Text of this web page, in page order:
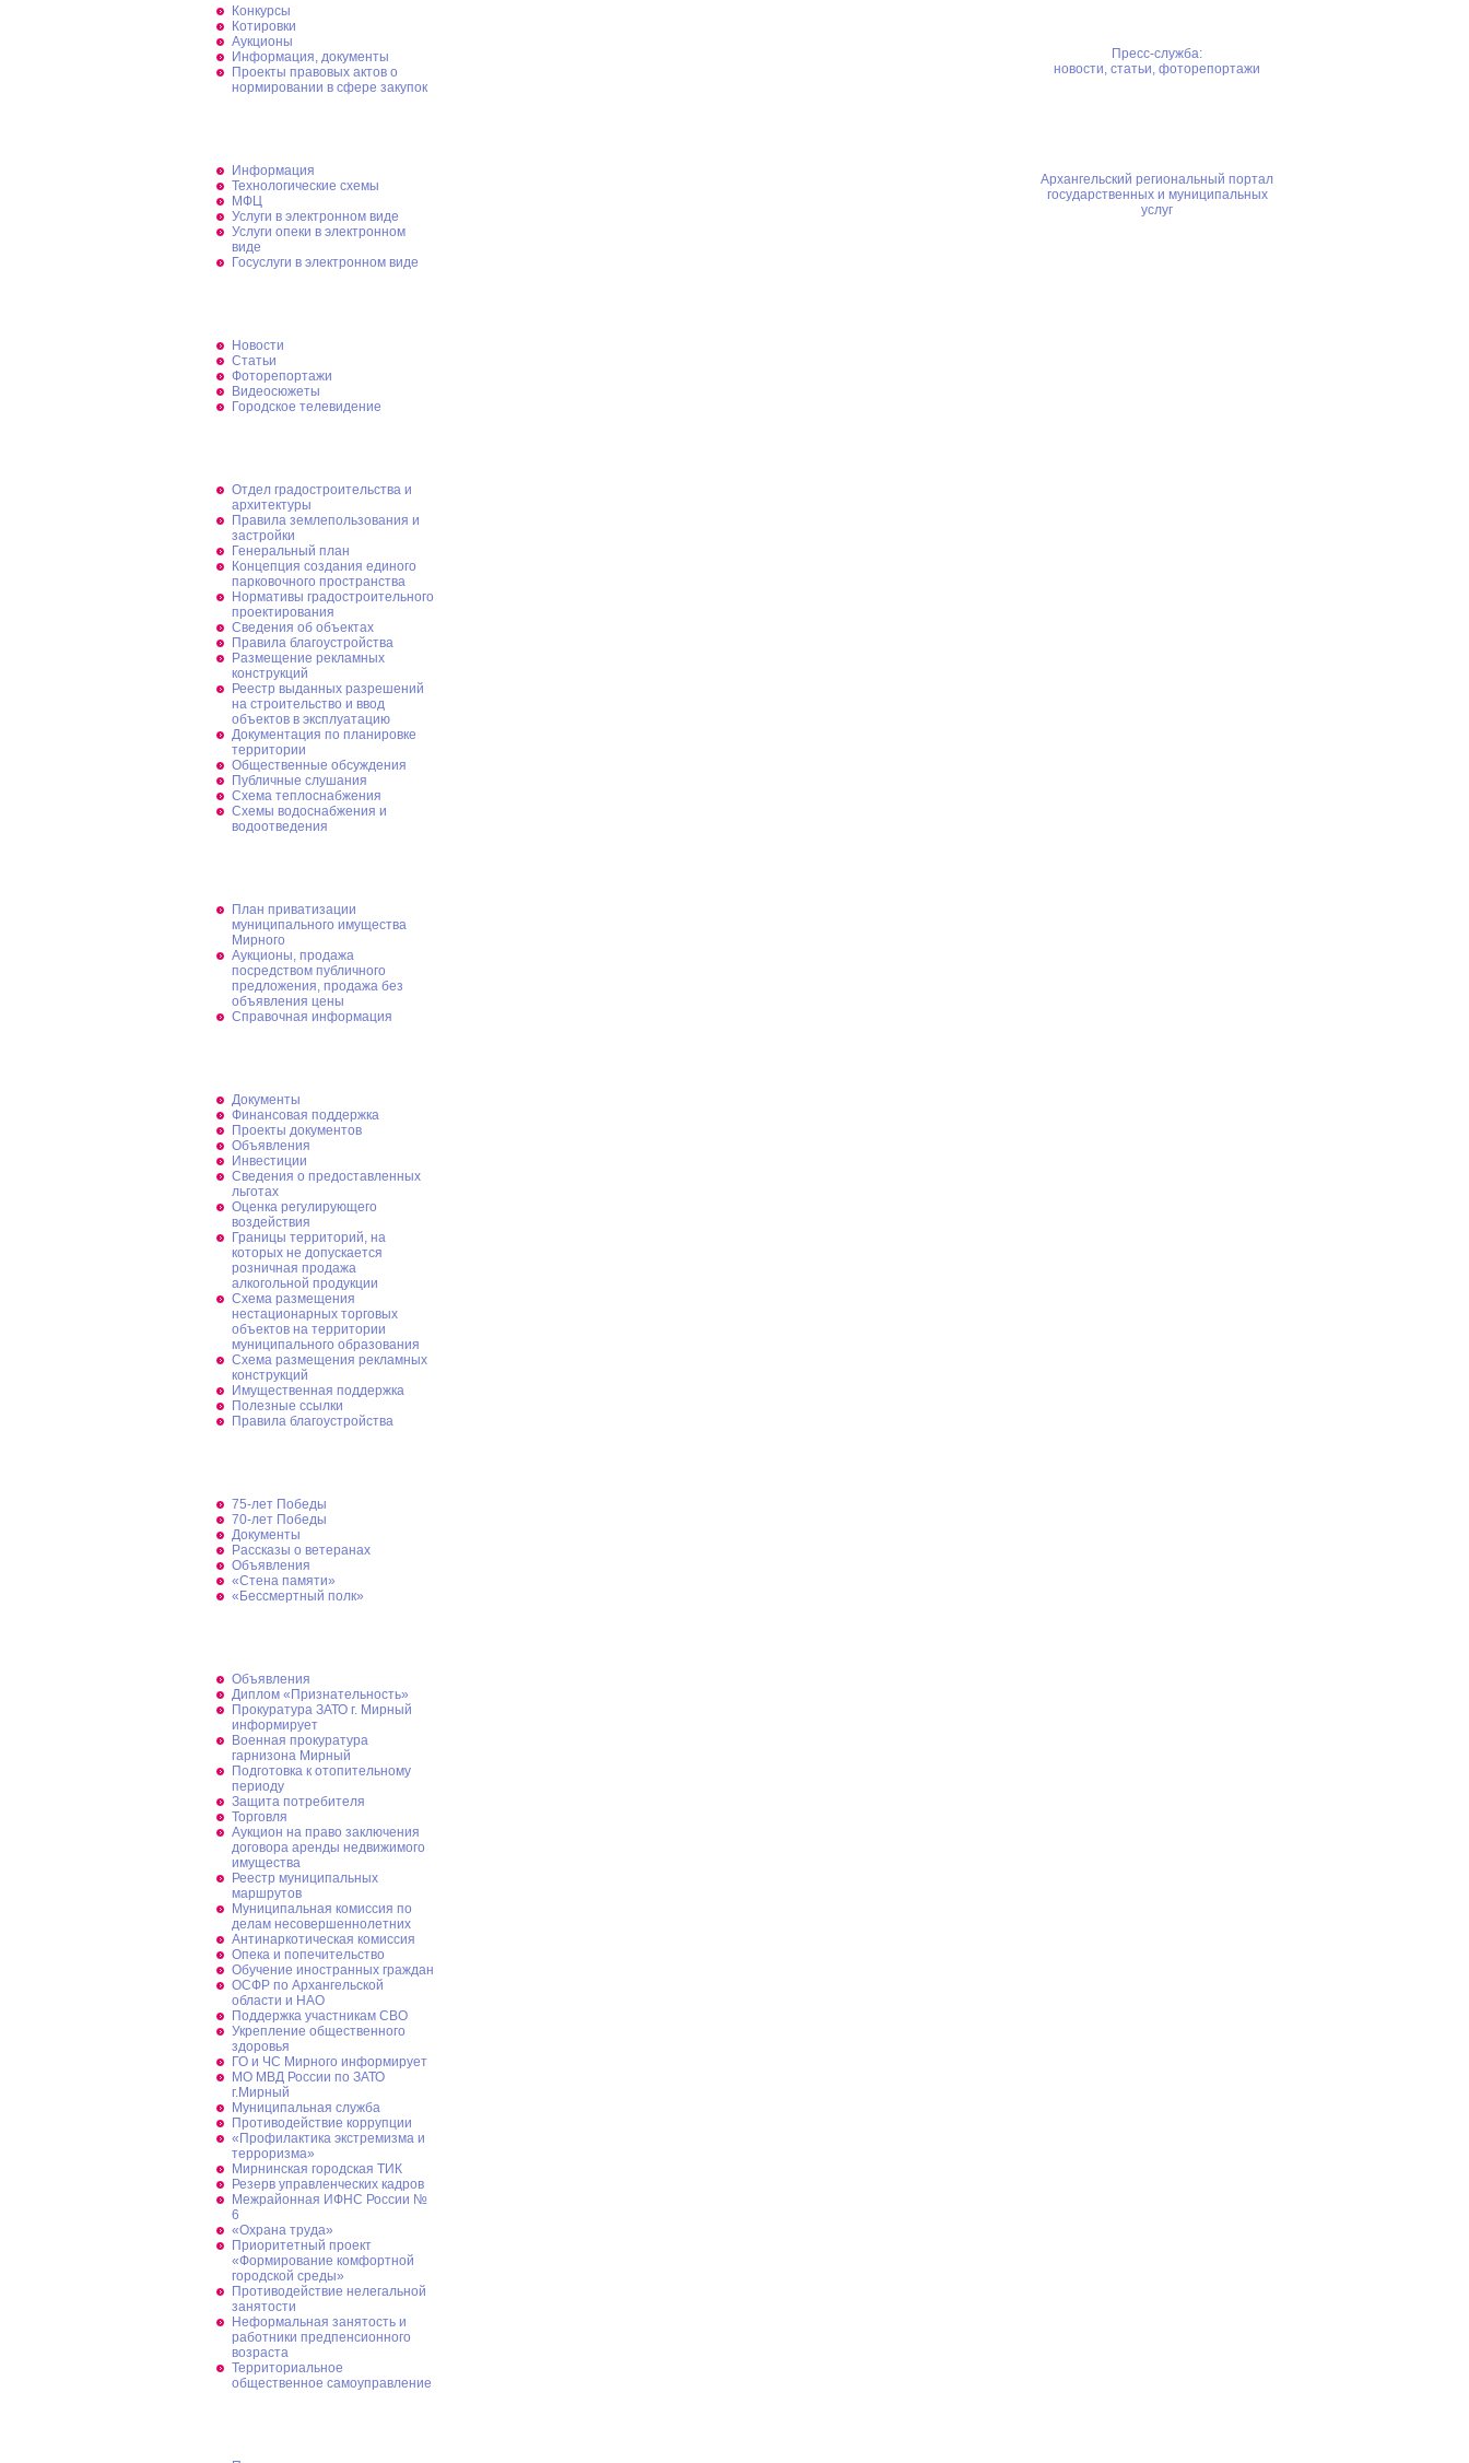
Конкурсы
Котировки
Аукционы
Информация, документы
Проекты правовых актов о
нормировании в сфере закупок
Информация
Технологические схемы
МФЦ
Услуги в электронном виде
Услуги опеки в электронном
виде
Госуслуги в электронном виде
Новости
Статьи
Фоторепортажи
Видеосюжеты
Городское телевидение
Отдел градостроительства и
архитектуры
Правила землепользования и
застройки
Генеральный план
Концепция создания единого
парковочного пространства
Нормативы градостроительного
проектирования
Сведения об объектах
Правила благоустройства
Размещение рекламных
конструкций
Реестр выданных разрешений
на строительство и ввод
объектов в эксплуатацию
Документация по планировке
территории
Общественные обсуждения
Публичные слушания
Схема теплоснабжения
Схемы водоснабжения и
водоотведения
План приватизации
муниципального имущества
Мирного
Аукционы, продажа
посредством публичного
предложения, продажа без
объявления цены
Справочная информация
Документы
Финансовая поддержка
Проекты документов
Объявления
Инвестиции
Сведения о предоставленных
льготах
Оценка регулирующего
воздействия
Границы территорий, на
которых не допускается
розничная продажа
алкогольной продукции
Схема размещения
нестационарных торговых
объектов на территории
муниципального образования
Схема размещения рекламных
конструкций
Имущественная поддержка
Полезные ссылки
Правила благоустройства
75-лет Победы
70-лет Победы
Документы
Рассказы о ветеранах
Объявления
«Стена памяти»
«Бессмертный полк»
Объявления
Диплом «Признательность»
Прокуратура ЗАТО г. Мирный
информирует
Военная прокуратура
гарнизона Мирный
Подготовка к отопительному
периоду
Защита потребителя
Торговля
Аукцион на право заключения
договора аренды недвижимого
имущества
Реестр муниципальных
маршрутов
Муниципальная комиссия по
делам несовершеннолетних
Антинаркотическая комиссия
Опека и попечительство
Обучение иностранных граждан
ОСФР по Архангельской
области и НАО
Поддержка участникам СВО
Укрепление общественного
здоровья
ГО и ЧС Мирного информирует
МО МВД России по ЗАТО
г.Мирный
Муниципальная cлужба
Противодействие коррупции
«Профилактика экстремизма и
терроризма»
Мирнинская городская ТИК
Резерв управленческих кадров
Межрайонная ИФНС России №
6
«Охрана труда»
Приоритетный проект
«Формирование комфортной
городской среды»
Противодействие нелегальной
занятости
Неформальная занятость и
работники предпенсионного
возраста
Территориальное
общественное самоуправление
Пресс-служба:
новости, статьи, фоторепортажи
Архангельский региональный портал
государственных и муниципальных
услуг